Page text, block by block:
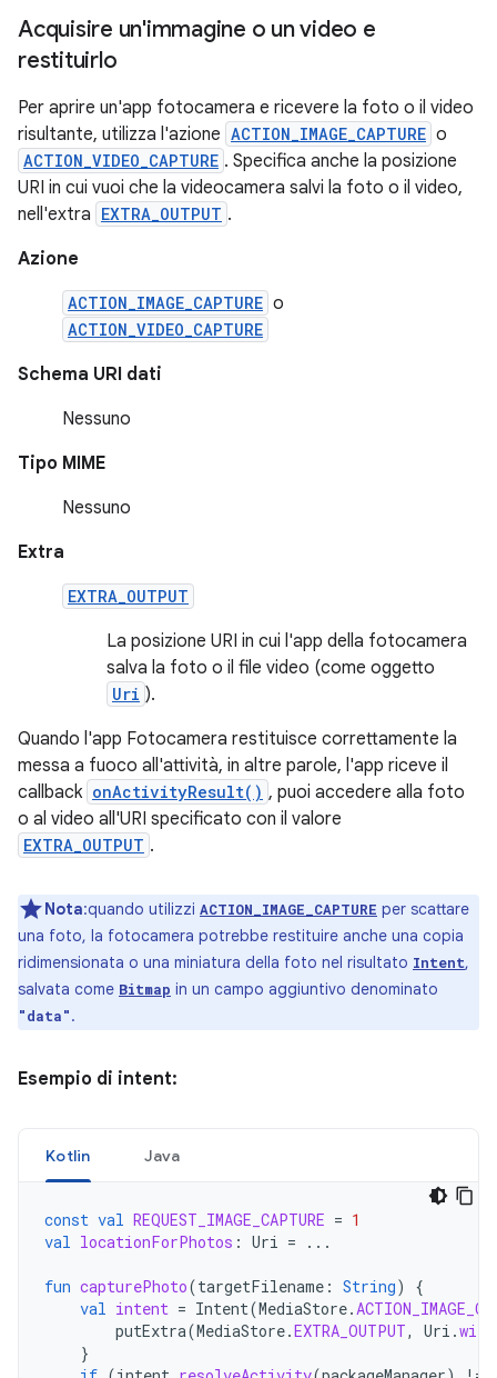
Acquisire un'immagine o un video e
restituirlo
Per aprire un'app fotocamera e ricevere la foto o il video
risultante, utilizza l'azione ACTION_IMAGE_CAPTURE o
ACTION_VIDEO_CAPTURE . Specifica anche la posizione
URI in cui vuoi che la videocamera salvi la foto o il video,
nell'extra EXTRA_OUTPUT .
Azione
ACTION_IMAGE_CAPTURE o
ACTION_VIDEO_CAPTURE
Schema URI dati
Nessuno
Tipo MIME
Nessuno
Extra
EXTRA_OUTPUT
La posizione URI in cui l'app della fotocamera
salva la foto o il file video (come oggetto
Uri ).
Quando l'app Fotocamera restituisce correttamente la
messa a fuoco all'attività, in altre parole, l'app riceve il
callback onActivityResult() , puoi accedere alla foto
o al video all'URI specificato con il valore
EXTRA_OUTPUT .
Nota:quando utilizzi ACTION_IMAGE_CAPTURE per scattare
una foto, la fotocamera potrebbe restituire anche una copia
ridimensionata o una miniatura della foto nel risultato Intent,
salvata come Bitmap in un campo aggiuntivo denominato
"data".
Esempio di intent:
Kotlin Java
const val REQUEST_IMAGE_CAPTURE = 1
val locationForPhotos : Uri = ...
fun capturePhoto(targetFilename : String)
{
val intent = Intent(MediaStore.
putExtra(MediaStore.EXTRA_OUTPUT, Uri .
}